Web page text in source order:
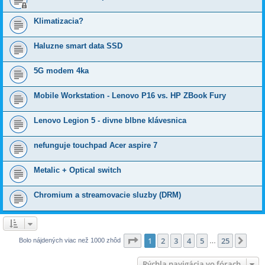
Klimatizacia?
Haluzne smart data SSD
5G modem 4ka
Mobile Workstation - Lenovo P16 vs. HP ZBook Fury
Lenovo Legion 5 - divne blbne klávesnica
nefunguje touchpad Acer aspire 7
Metalic + Optical switch
Chromium a streamovacie sluzby (DRM)
Bolo nájdených viac než 1000 zhôd Strana1 z25
1 2 3 4 5 25